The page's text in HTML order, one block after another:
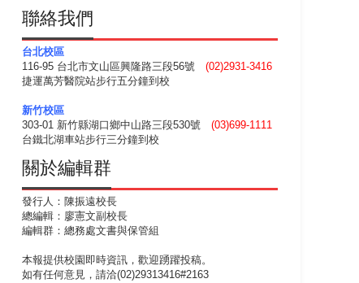
聯絡我們
台北校區
116-95 台北市文山區興隆路三段56號 (02)2931-3416
捷運萬芳醫院站步行五分鐘到校
新竹校區
303-01 新竹縣湖口鄉中山路三段530號 (03)699-1111
台鐵北湖車站步行三分鐘到校
關於編輯群
發行人：陳振遠校長
總編輯：廖憲文副校長
編輯群：總務處文書與保管組
本報提供校園即時資訊，歡迎踴躍投稿。
如有任何意見，請洽(02)29313416#2163